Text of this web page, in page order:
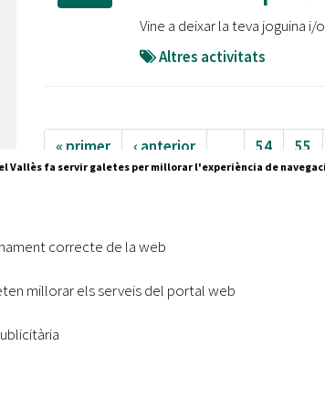
Vine a deixar la teva joguina i/
Altres activitats
« primer ‹ anterior 54 55
Pl. Francesc Layret, s/n
08290 Cerdanyola del Vallès,
Vallès fa servir galetes per millorar l'experiència de
correcte de la web
millorar els serveis del portal web